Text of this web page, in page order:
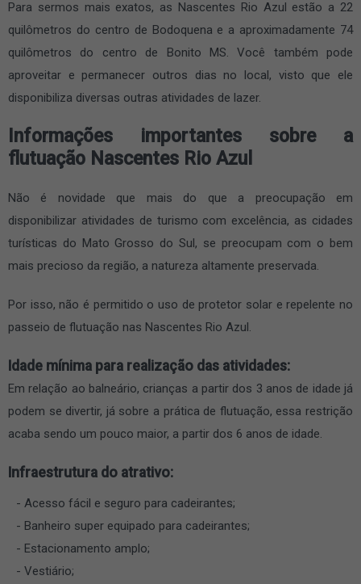
Para sermos mais exatos, as Nascentes Rio Azul estão a 22
quilômetros do centro de Bodoquena e a aproximadamente 74
quilômetros do centro de Bonito MS. Você também pode
aproveitar e permanecer outros dias no local, visto que ele
disponibiliza diversas outras atividades de lazer.
Informações importantes sobre a
flutuação Nascentes Rio Azul
Não é novidade que mais do que a preocupação em
disponibilizar atividades de turismo com excelência, as cidades
turísticas do Mato Grosso do Sul, se preocupam com o bem
mais precioso da região, a natureza altamente preservada.
Por isso, não é permitido o uso de protetor solar e repelente no
passeio de flutuação nas Nascentes Rio Azul.
Idade mínima para realização das atividades:
Em relação ao balneário, crianças a partir dos 3 anos de idade já
podem se divertir, já sobre a prática de flutuação, essa restrição
acaba sendo um pouco maior, a partir dos 6 anos de idade.
Infraestrutura do atrativo:
Acesso fácil e seguro para cadeirantes;
Banheiro super equipado para cadeirantes;
Estacionamento amplo;
Vestiário;